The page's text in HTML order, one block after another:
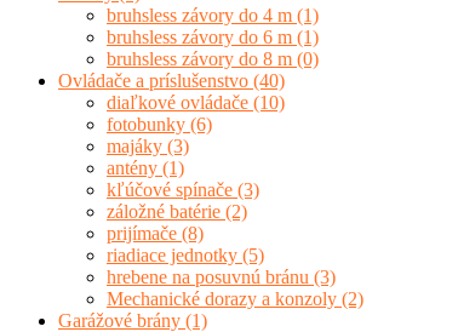
bruhsless závory do 4 m (1)
bruhsless závory do 6 m (1)
bruhsless závory do 8 m (0)
Ovládače a príslušenstvo (40)
diaľkové ovládače (10)
fotobunky (6)
majáky (3)
antény (1)
kľúčové spínače (3)
záložné batérie (2)
prijímače (8)
riadiace jednotky (5)
hrebene na posuvnú bránu (3)
Mechanické dorazy a konzoly (2)
Garážové brány (1)